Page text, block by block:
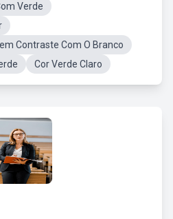
Verde
Contraste Com O Branco
Cor Verde Claro